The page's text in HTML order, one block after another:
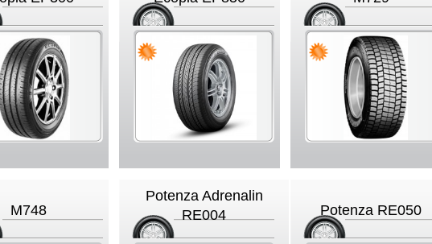
M748
Potenza Adrenalin
RE004
Potenza RE050